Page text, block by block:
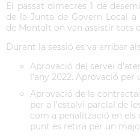
El passat dimecres 1 de
de la Junta de Govern Local
de Montalt on van assistir tots
Durant la sessió es va arribar
Aprovació del servei
l’any 2022. Aprovació
Aprovació de la
per a l’estalvi parcial de
com a penalització en
punt es retira per un